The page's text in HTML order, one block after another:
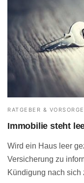
RATGEBER & VORSORGE
Immobilie steht
Wird ein Haus leer
Versicherung zu
Kündigung nach sich